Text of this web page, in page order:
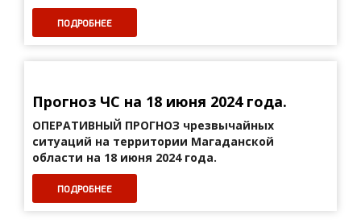
ПОДРОБНЕЕ
Прогноз ЧС на 18 июня 2024 года.
ОПЕРАТИВНЫЙ ПРОГНОЗ чрезвычайных
ситуаций на территории Магаданской
области на 18 июня 2024 года.
ПОДРОБНЕЕ